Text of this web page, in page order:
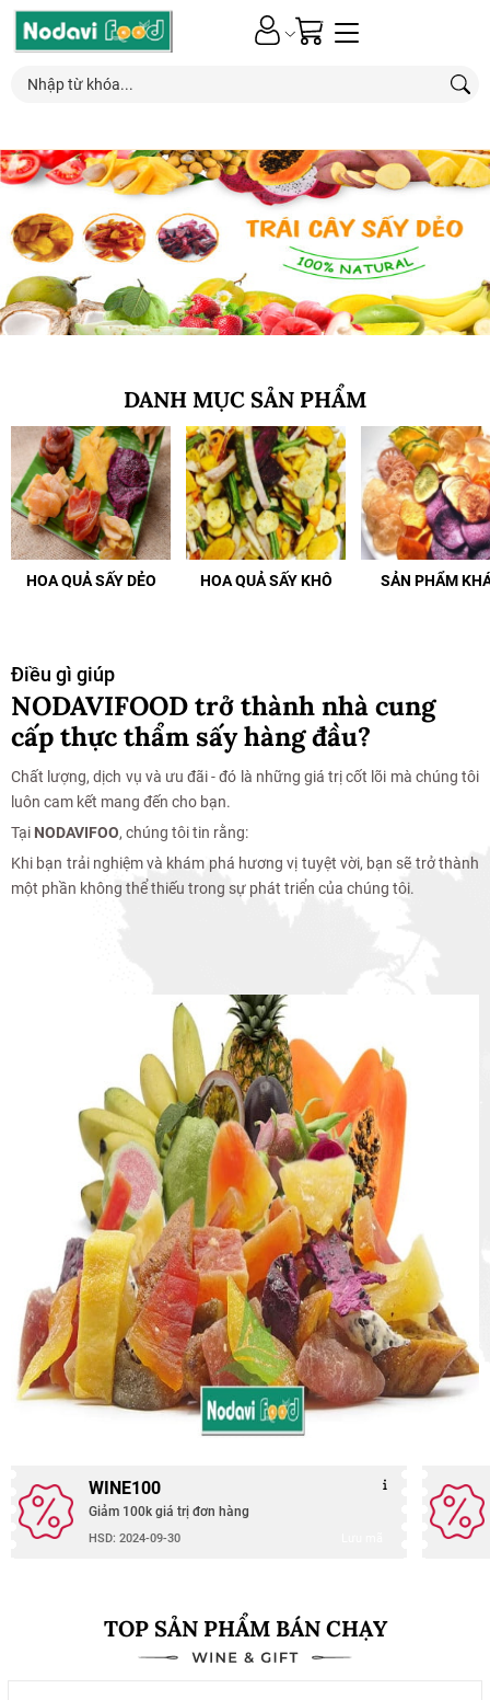
0
DANH MỤC SẢN PHẨM
HOA QUẢ SẤY DẺO HOA QUẢ SẤY KHÔ SẢN PHẨM
Điều gì giúp
NODAVIFOOD trở thành nhà cung
cấp thực thẩm sấy hàng đầu?
Chất lượng, dịch vụ và ưu đãi - đó là những giá trị cốt lõi mà chúng tôi
luôn cam kết mang đến cho bạn.
Tại NODAVIFOO, chúng tôi tin rằng:
Khi bạn trải nghiệm và khám phá hương vị tuyệt vời, bạn sẽ trở thành
một phần không thể thiếu trong sự phát triển của chúng tôi.
WINE100
Giảm 100k giá trị đơn hàng
HSD: 2024-09-30
TOP SẢN PHẨM BÁN CHẠY